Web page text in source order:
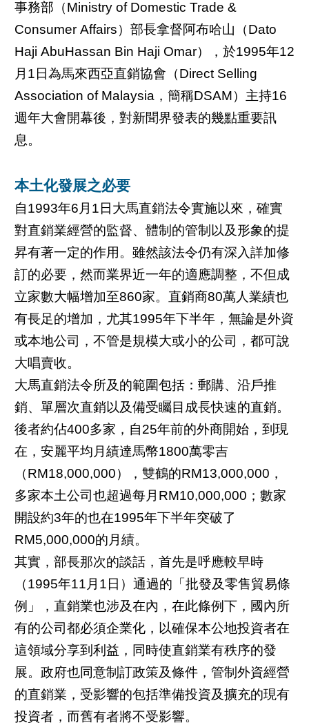
事務部（Ministry of Domestic Trade &
Consumer Affairs）部長拿督阿布哈山（Dato
Haji AbuHassan Bin Haji Omar），於1995年12
月1日為馬來西亞直銷協會（Direct Selling
Association of Malaysia，簡稱DSAM）主持16
週年大會開幕後，對新聞界發表的幾點重要訊
息。
本土化發展之必要
自1993年6月1日大馬直銷法令實施以來，確實
對直銷業經營的監督、體制的管制以及形象的提
昇有著一定的作用。雖然該法令仍有深入詳加修
訂的必要，然而業界近一年的適應調整，不但成
立家數大幅增加至860家。直銷商80萬人業績也
有長足的增加，尤其1995年下半年，無論是外資
或本地公司，不管是規模大或小的公司，都可說
大唱賣收。
大馬直銷法令所及的範圍包括：郵購、沿戶推
銷、單層次直銷以及備受矚目成長快速的直銷。
後者約佔400多家，自25年前的外商開始，到現
在，安麗平均月績達馬幣1800萬零吉
（RM18,000,000），雙鶴的RM13,000,000，
多家本土公司也超過每月RM10,000,000；數家
開設約3年的也在1995年下半年突破了
RM5,000,000的月績。
其實，部長那次的談話，首先是呼應較早時
（1995年11月1日）通過的「批發及零售貿易條
例」，直銷業也涉及在內，在此條例下，國內所
有的公司都必須企業化，以確保本公地投資者在
這領域分享到利益，同時使直銷業有秩序的發
展。政府也同意制訂政策及條件，管制外資經營
的直銷業，受影響的包括準備投資及擴充的現有
投資者，而舊有者將不受影響。